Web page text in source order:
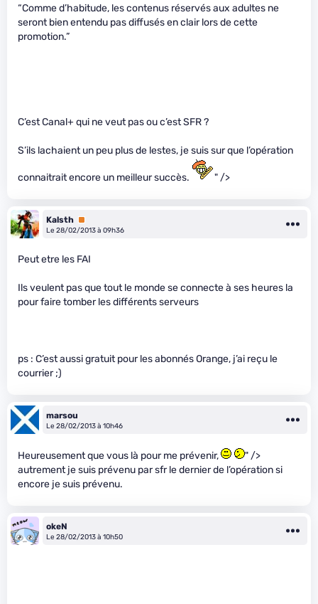
“Comme d’habitude, les contenus réservés aux adultes ne
seront bien entendu pas diffusés en clair lors de cette
promotion.”
C’est Canal+ qui ne veut pas ou c’est SFR ?
S’ils lachaient un peu plus de lestes, je suis sur que l’opération
connaitrait encore un meilleur succès. " />
Kalsth Premium
Le 28/02/2013 à 09h36
Peut etre les FAI
Ils veulent pas que tout le monde se connecte à ses heures la
pour faire tomber les différents serveurs
ps : C’est aussi gratuit pour les abonnés Orange, j’ai reçu le
courrier ;)
marsou
Le 28/02/2013 à 10h46
Heureusement que vous là pour me prévenir,
" />
autrement je suis prévenu par sfr le dernier de l’opération si
encore je suis prévenu.
okeN
Le 28/02/2013 à 10h50